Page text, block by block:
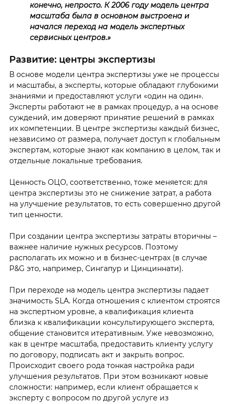
конечно, непросто. К 2006 году модель центра
масштаба была в основном выстроена и
начался переход на модель экспертных
сервисных центров.»
Развитие: центры экспертизы
В основе модели центра экспертизы уже не процессы
и масштабы, а эксперты, которые обладают глубокими
знаниями и предоставляют услуги «один на один».
Эксперты работают не в рамках процедур, а на основе
суждений, им доверяют принятие решений в рамках
их компетенции. В центре экспертизы каждый бизнес,
независимо от размера, получает доступ к глобальным
экспертам, которые знают как компанию в целом, так и
отдельные локальные требования.
Ценность ОЦО, соответственно, тоже меняется: для
центра экспертизы это не снижение затрат, а работа
на улучшение результатов, то есть совершенно другой
тип ценности.
При создании центра экспертизы затраты вторичны –
важнее наличие нужных ресурсов. Поэтому
располагать их можно и в бизнес-центрах (в случае
P&G это, например, Сингапур и Цинциннати).
При переходе на модель центра экспертизы падает
значимость SLA. Когда отношения с клиентом строятся
на экспертном уровне, а квалификация клиента
близка к квалификации консультирующего эксперта,
общение становится итеративным. Уже невозможно,
как в центре масштаба, предоставить клиенту услугу
по договору, подписать акт и закрыть вопрос.
Происходит своего рода тонкая настройка ради
улучшения результатов. При этом возникают новые
сложности: например, если клиент обращается к
эксперту с вопросом по другой услуге из